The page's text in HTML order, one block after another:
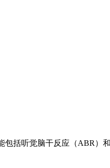
括听觉脑干反应（ABR）